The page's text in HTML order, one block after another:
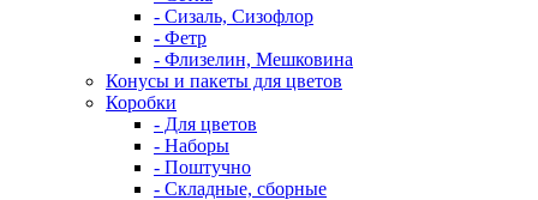
- Сизаль, Сизофлор
- Фетр
- Флизелин, Мешковина
Конусы и пакеты для цветов
Коробки
- Для цветов
- Наборы
- Поштучно
- Складные, сборные